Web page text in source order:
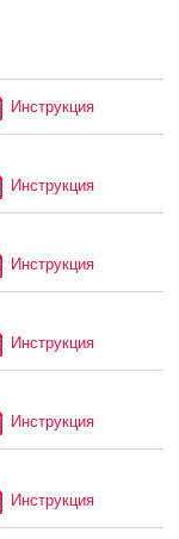
Инструкция
Инструкция
Инструкция
Инструкция
Инструкция
Инструкция